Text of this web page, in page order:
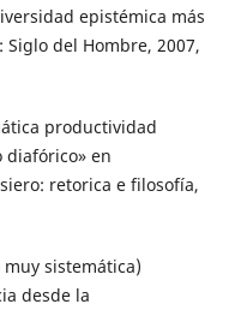
epistémica más
del Hombre, 2007,
productividad
diafórico» en
retorica e filosofía,
muy sistemática)
desde la